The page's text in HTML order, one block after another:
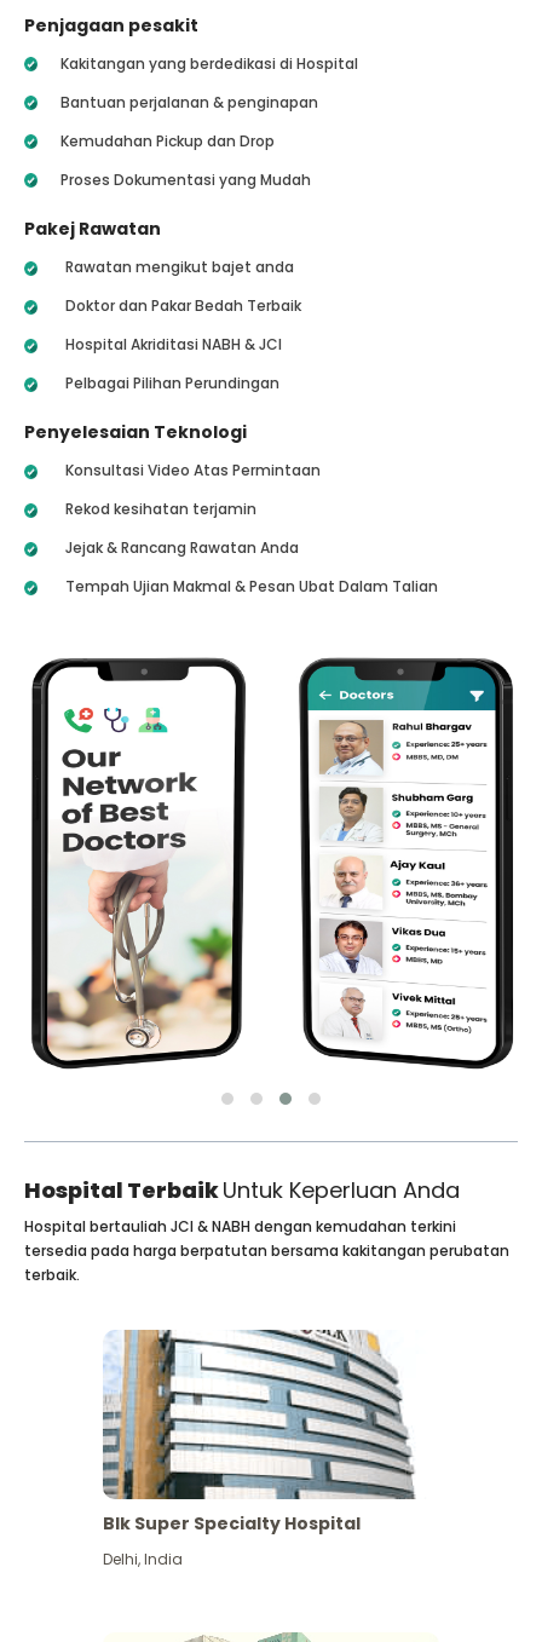
Penjagaan pesakit
Kakitangan yang berdedikasi di Hospital
Bantuan perjalanan & penginapan
Kemudahan Pickup dan Drop
Proses Dokumentasi yang Mudah
Pakej Rawatan
Rawatan mengikut bajet anda
Doktor dan Pakar Bedah Terbaik
Hospital Akriditasi NABH & JCI
Pelbagai Pilihan Perundingan
Penyelesaian Teknologi
Konsultasi Video Atas Permintaan
Rekod kesihatan terjamin
Jejak & Rancang Rawatan Anda
Tempah Ujian Makmal & Pesan Ubat Dalam Talian
Hospital TerbaikUntuk Keperluan Anda
Hospital bertauliah JCI & NABH dengan kemudahan terkini
tersedia pada harga berpatutan bersama kakitangan perubatan
terbaik.
Blk Super Specialty Hospital
Delhi,India